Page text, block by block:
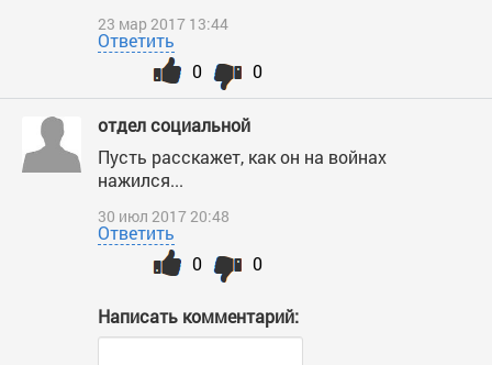
23 мар 2017 13:44
Ответить
0
0
отдел социальной
Пусть расскажет, как он на войнах
нажился...
30 июл 2017 20:48
Ответить
0
0
Написать комментарий: